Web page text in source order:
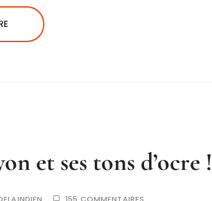
et ses tons d’ocre !